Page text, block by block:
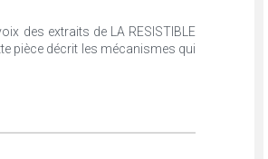
des extraits de LA RESISTIBLE
pièce décrit les mécanismes qui